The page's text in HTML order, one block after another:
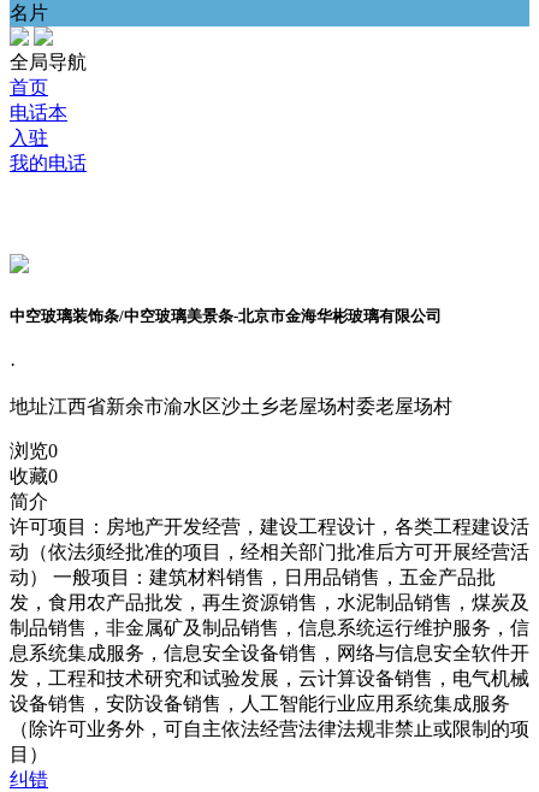
名片
全局导航
首页
电话本
入驻
我的电话
中空玻璃装饰条/中空玻璃美景条-北京市金海华彬玻璃有限公司
·
地址江西省新余市渝水区沙土乡老屋场村委老屋场村
浏览0
收藏0
简介
许可项目：房地产开发经营，建设工程设计，各类工程建设活
动（依法须经批准的项目，经相关部门批准后方可开展经营活
动） 一般项目：建筑材料销售，日用品销售，五金产品批
发，食用农产品批发，再生资源销售，水泥制品销售，煤炭及
制品销售，非金属矿及制品销售，信息系统运行维护服务，信
息系统集成服务，信息安全设备销售，网络与信息安全软件开
发，工程和技术研究和试验发展，云计算设备销售，电气机械
设备销售，安防设备销售，人工智能行业应用系统集成服务
（除许可业务外，可自主依法经营法律法规非禁止或限制的项
目）
纠错